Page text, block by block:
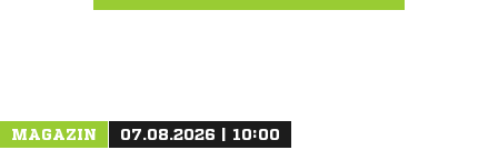
MAGAZIN 07.08.2026 | 10:00